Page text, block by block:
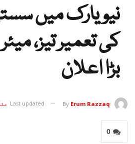
نیویارک میں
کی تعمیر تیز،
بڑا اعلان
By Erum Razzaq
Last updated مئی
0